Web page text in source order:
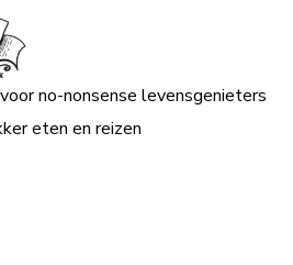
no-nonsense levensgenieters
eten en reizen